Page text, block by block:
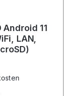
Android 11
LAN,